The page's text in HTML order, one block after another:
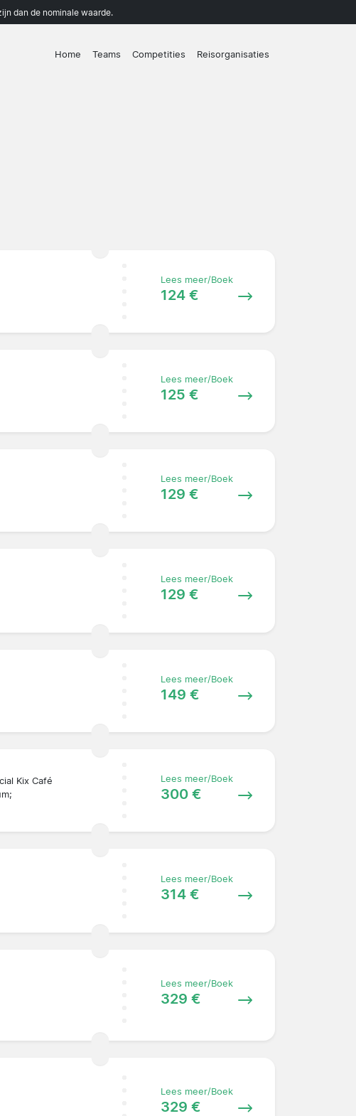
dan de nominale waarde.
Home Teams Competities Reisorganisaties
Lees meer/Boek
124 €
Lees meer/Boek
125 €
Lees meer/Boek
129 €
Lees meer/Boek
129 €
Lees meer/Boek
149 €
Kix Café
Lees meer/Boek
300 €
Lees meer/Boek
314 €
Lees meer/Boek
329 €
Lees meer/Boek
329 €